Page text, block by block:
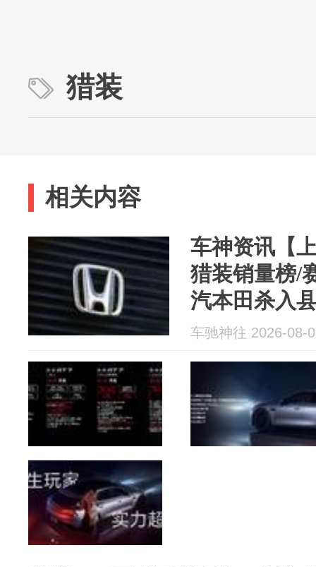
猎装
相关内容
车神资讯【
猎装销量榜/
汽本田杀入
光/国轩高科
车驰神往 2026-08-